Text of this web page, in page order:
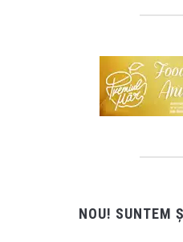
NOU! SUNTEM